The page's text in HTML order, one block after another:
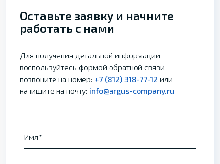
Оставьте заявку и начните
работать с нами
Для получения детальной информации
воспользуйтесь формой обратной связи,
позвоните на номер: +7 (812) 318-77-12 или
напишите на почту: info@argus-company.ru
Имя